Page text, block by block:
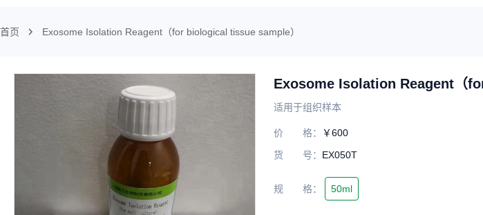
首页 Exosome Isolation Reagent（for biological tissue sample）
适用于组织样本
价格：
￥600
货号： EX050T
规格： 50ml